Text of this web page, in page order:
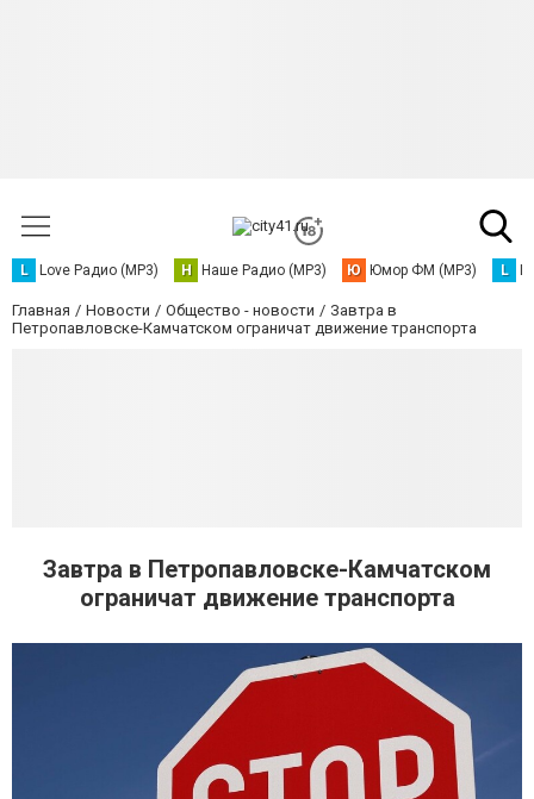
L Love Радио (MP3) Н Наше Радио (MP3) Ю Юмор ФМ (MP3) L
Главная Новости Общество - новости
Завтра в
Петропавловске-Камчатском ограничат движение транспорта
Завтра в Петропавловске-Камчатском
ограничат движение транспорта